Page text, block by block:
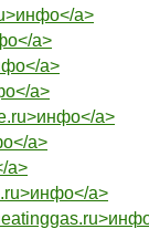
a>
a>
a>
a>
a>
a>
a>
a>